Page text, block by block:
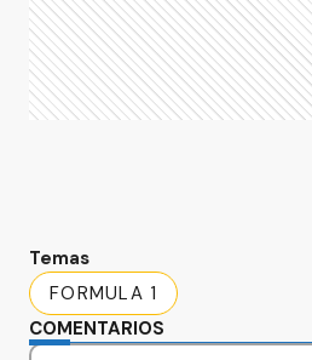
Temas
FORMULA 1
COMENTARIOS